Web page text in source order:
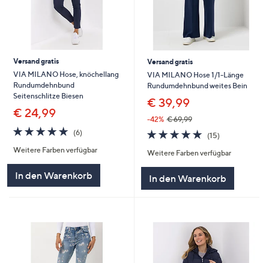
Versand gratis
VIA MILANO Hose, knöchellang
Rundumdehnbund
Seitenschlitze Biesen
€ 24,99
4.8
von
5
(6)6
Weitere Farben verfügbar
In den Warenkorb
Versand gratis
VIA MILANO Hose 1/1-Länge
Rundumdehnbund weites Bein
€ 39,99
-42% € 69,99
4.8
von
5
(15)15
Weitere Farben verfügbar
In den Warenkorb